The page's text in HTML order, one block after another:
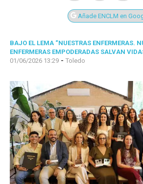
Añade ENCLM en
BAJO EL LEMA “NUESTRAS ENFERMERAS.
ENFERMERAS EMPODERADAS SALVAN
01/06/2026 13:29 - Toledo